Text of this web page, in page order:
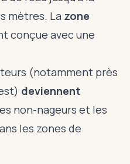
mètres. La zone
conçue avec une
(notamment près
deviennent
non-nageurs et les
les zones de